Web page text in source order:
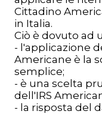
Cittadino
in Italia.
Ciò è dovuto ad
- l'applicazione
Americane è la
semplice;
- è una scelta
dell'IRS
- la risposta del